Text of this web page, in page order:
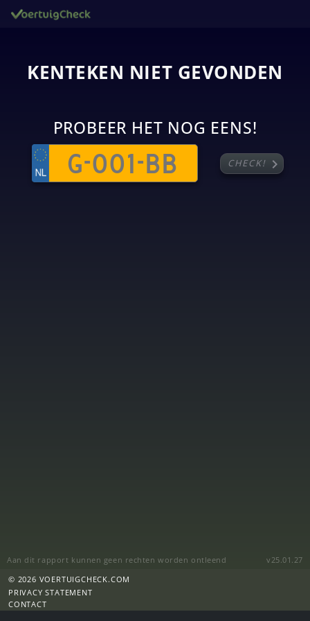
KENTEKEN NIET GEVONDEN
PROBEER HET NOG EENS!
CHECK! chevron_right
Aan dit rapport kunnen geen rechten worden ontleend
v25.01.27
© 2026 VOERTUIGCHECK.COM
PRIVACY STATEMENT
CONTACT